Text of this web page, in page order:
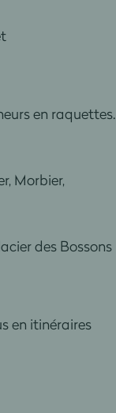
en raquettes.
Morbier,
des Bossons
en itinéraires